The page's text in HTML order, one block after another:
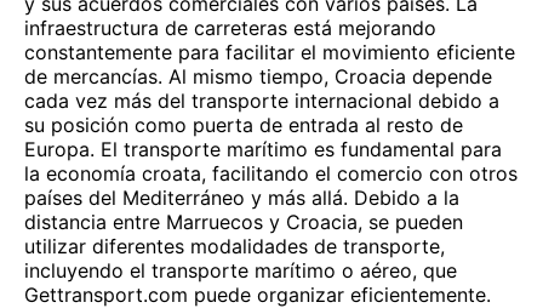
infraestructura de carreteras está mejorando
constantemente para facilitar el movimiento eficiente
de mercancías. Al mismo tiempo, Croacia depende
cada vez más del transporte internacional debido a
su posición como puerta de entrada al resto de
Europa. El transporte marítimo es fundamental para
la economía croata, facilitando el comercio con otros
países del Mediterráneo y más allá. Debido a la
distancia entre Marruecos y Croacia, se pueden
utilizar diferentes modalidades de transporte,
incluyendo el transporte marítimo o aéreo, que
Gettransport.com puede organizar eficientemente.